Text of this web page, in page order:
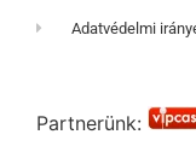
Adatvédelmi
Partnerünk: